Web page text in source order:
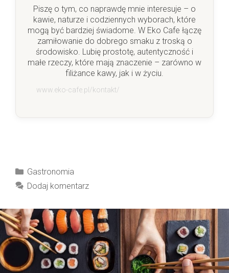
Piszę o tym, co naprawdę mnie interesuje – o
kawie, naturze i codziennych wyborach, które
mogą być bardziej świadome. W Eko Cafe łączę
zamiłowanie do dobrego smaku z troską o
środowisko. Lubię prostotę, autentyczność i
małe rzeczy, które mają znaczenie – zarówno w
filiżance kawy, jak i w życiu.
www.eko-cafe.pl/kontakt/
Kategorie
Gastronomia
Dodaj komentarz